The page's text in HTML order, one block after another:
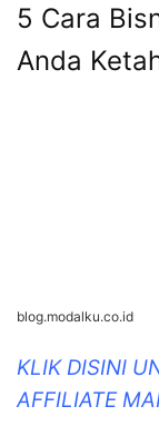
5 Cara
Anda
blog.modalku.co.id
KLIK DISINI
AFFILIATE